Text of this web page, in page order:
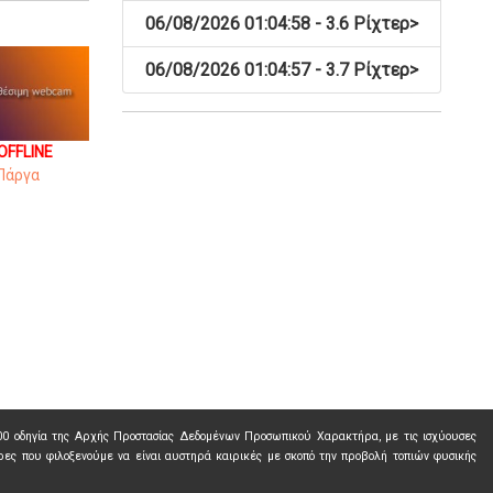
>
06/08/2026 01:04:58 - 3.6 Ρίχτερ
>
06/08/2026 01:04:57 - 3.7 Ρίχτερ
οδηγία της Αρχής Προστασίας Δεδομένων Προσωπικού Χαρακτήρα, με τις ισχύουσες
που φιλοξενούμε να είναι αυστηρά καιρικές με σκοπό την προβολή τοπιών φυσικής